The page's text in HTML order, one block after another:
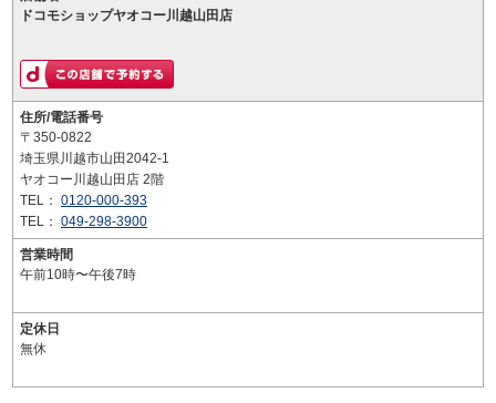
ドコモショップヤオコー川越山田店
住所/電話番号
〒350-0822
埼玉県川越市山田2042-1
ヤオコー川越山田店 2階
TEL： 0120-000-393
TEL： 049-298-3900
営業時間
午前10時〜午後7時
定休日
無休